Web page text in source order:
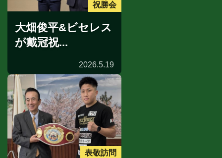
祝勝会
大畑俊平&ビセレス
が戴冠祝...
2026.5.19
表敬訪問